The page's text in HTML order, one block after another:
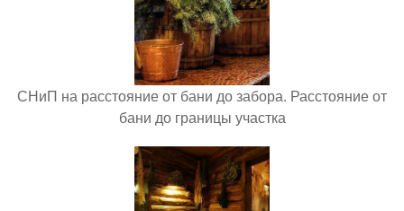
СНиП на расстояние от бани до забора. Расстояние от
бани до границы участка